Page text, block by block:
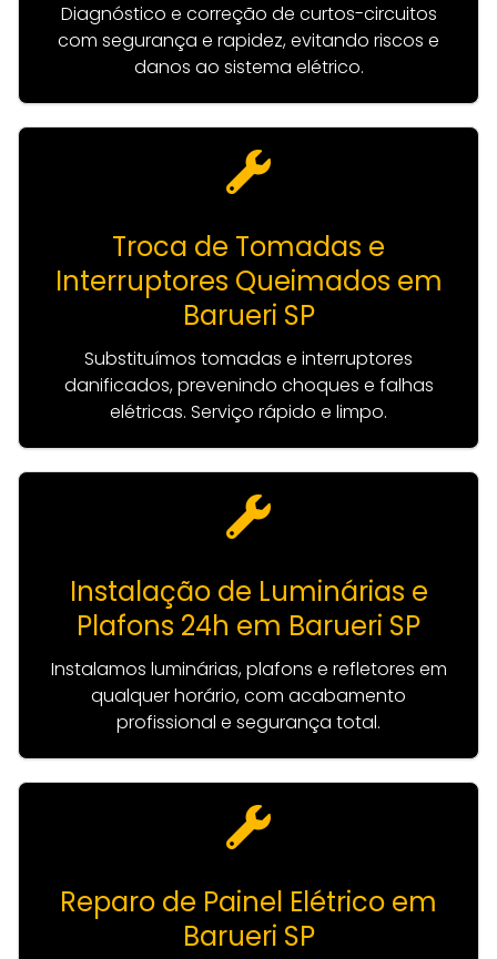
Diagnóstico e correção de curtos-circuitos
com segurança e rapidez, evitando riscos e
danos ao sistema elétrico.
Troca de Tomadas e
Interruptores Queimados em
Barueri SP
Substituímos tomadas e interruptores
danificados, prevenindo choques e falhas
elétricas. Serviço rápido e limpo.
Instalação de Luminárias e
Plafons 24h em Barueri SP
Instalamos luminárias, plafons e refletores em
qualquer horário, com acabamento
profissional e segurança total.
Reparo de Painel Elétrico em
Barueri SP